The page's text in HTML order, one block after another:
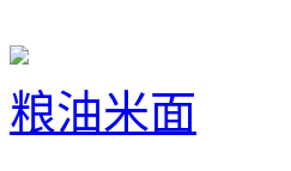
粮油米面